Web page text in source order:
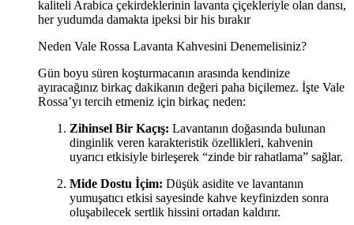
kaliteli Arabica çekirdeklerinin lavanta çiçekleriyle olan dansı,
her yudumda damakta ipeksi bir his bırakır
Neden Vale Rossa Lavanta Kahvesini Denemelisiniz?
Gün boyu süren koşturmacanın arasında kendinize
ayıracağınız birkaç dakikanın değeri paha biçilemez. İşte Vale
Rossa’yı tercih etmeniz için birkaç neden:
Zihinsel Bir Kaçış: Lavantanın doğasında bulunan
dinginlik veren karakteristik özellikleri, kahvenin
uyarıcı etkisiyle birleşerek “zinde bir rahatlama” sağlar.
Mide Dostu İçim: Düşük asidite ve lavantanın
yumuşatıcı etkisi sayesinde kahve keyfinizden sonra
oluşabilecek sertlik hissini ortadan kaldırır.